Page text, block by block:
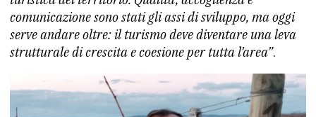
comunicazione sono stati gli assi di sviluppo, ma oggi
serve andare oltre: il turismo deve diventare una leva
strutturale di crescita e coesione per tutta l’area”.